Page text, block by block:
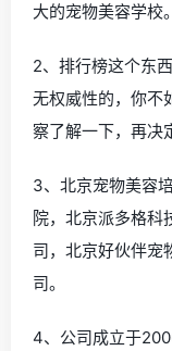
大的宠物美容学校。
2、排行榜这个东
无权威性的，你不
察了解一下，再决
3、北京宠物美容
院，北京派多格科
司，北京好伙伴宠
司。
4、公司成立于